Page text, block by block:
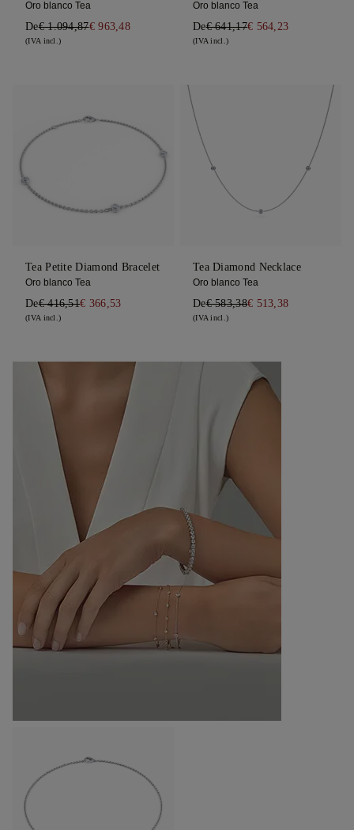
Oro blanco Tea
De€ 1.094,87€ 963,48
(IVA incl.)
Oro blanco Tea
De€ 641,17€ 564,23
(IVA incl.)
Tea Petite Diamond Bracelet
Oro blanco Tea
De€ 416,51€ 366,53
(IVA incl.)
Tea Diamond Necklace
Oro blanco Tea
De€ 583,38€ 513,38
(IVA incl.)